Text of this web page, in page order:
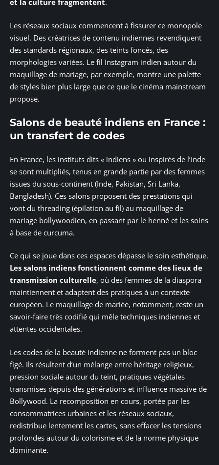
et la culture fragmentent.
Les réseaux sociaux commencent à fissurer ce monopole
visuel. Des créatrices de contenu indiennes revendiquent
des standards régionaux, des teints foncés, des
morphologies variées. Le fil Instagram indien autour du
maquillage de mariage, par exemple, montre une palette
de styles bien plus large que ce que le cinéma mainstream
propose.
Salons de beauté indiens en France :
un transfert de codes
En France, les instituts dits « indiens » ou inspirés de l’Inde
se sont multipliés, tenus en grande partie par des femmes
issues du sous-continent (Inde, Pakistan, Sri Lanka,
Bangladesh). Ces salons proposent des prestations qui
vont du threading (épilation au fil) au maquillage de
mariage bollywoodien, en passant par le henné et les soins
à base de curcuma.
Ce qui se joue dans ces espaces dépasse le soin esthétique.
Les salons indiens fonctionnent comme des lieux de
transmission culturelle, où des femmes de la diaspora
maintiennent et adaptent des pratiques à un contexte
européen. Le maquillage de mariée, notamment, reste un
savoir-faire très codifié qui mêle techniques indiennes et
attentes occidentales.
Les codes de la beauté indienne ne forment pas un bloc
figé. Ils résultent d’un mélange entre héritage religieux,
pression sociale autour du teint, pratiques végétales
transmises depuis des générations et influence massive de
Bollywood. La recomposition en cours, portée par les
consommatrices urbaines et les réseaux sociaux,
redistribue lentement les cartes, sans effacer les tensions
profondes autour du colorisme et de la norme physique
dominante.